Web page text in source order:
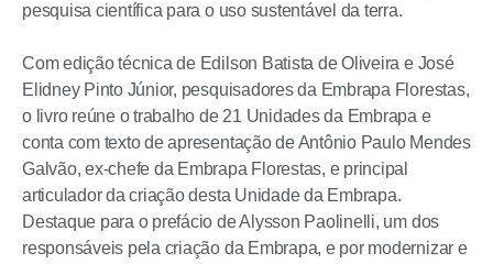
pesquisa científica para o uso sustentável da terra.
Com edição técnica de Edilson Batista de Oliveira e José
Elidney Pinto Júnior, pesquisadores da Embrapa Florestas,
o livro reúne o trabalho de 21 Unidades da Embrapa e
conta com texto de apresentação de Antônio Paulo Mendes
Galvão, ex-chefe da Embrapa Florestas, e principal
articulador da criação desta Unidade da Embrapa.
Destaque para o prefácio de Alysson Paolinelli, um dos
responsáveis pela criação da Embrapa, e por modernizar e